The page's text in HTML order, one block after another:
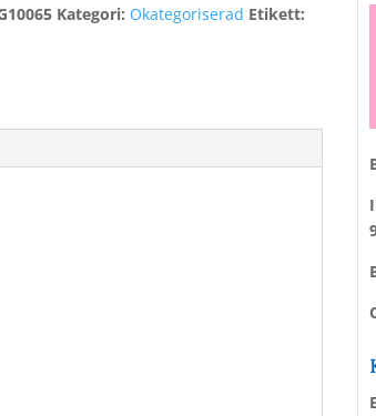
Kategori: Okategoriserad Etikett: